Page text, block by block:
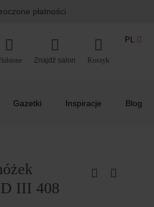
płatności
Koszyk
PL
Gazetki Inspiracje Blog
III 408